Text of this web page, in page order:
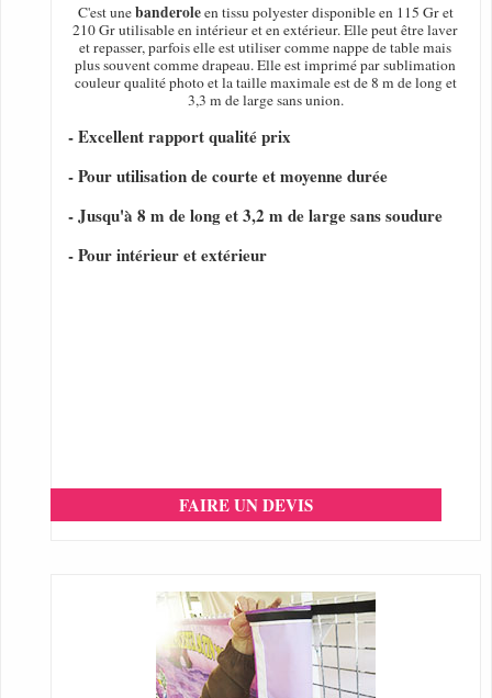
C'est unebanderoleen tissu polyester disponible en 115 Gr et
210 Gr utilisable en intérieur et en extérieur. Elle peut être laver
et repasser, parfois elle est utiliser comme nappe de table mais
plus souvent comme drapeau. Elle est imprimé par sublimation
couleur qualité photo et la taille maximale est de 8 m de long et
3,3 m de large sans union.
- Excellent rapport qualité prix
- Pour utilisation de courte et moyenne durée
- Jusqu'à 8 m de long et 3,2 m de large sans soudure
- Pour intérieur et extérieur
FAIRE UN DEVIS